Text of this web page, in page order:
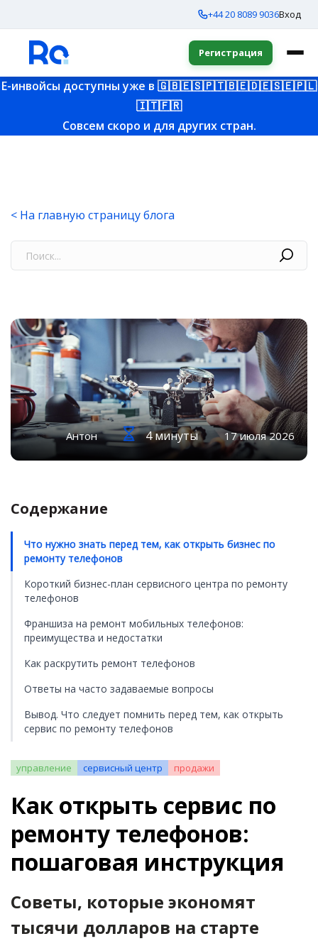
+44 20 8089 9036Вход
Регистрация
E-инвойсы доступны уже в 🇬🇧🇪🇸🇵🇹🇧🇪🇩🇪🇸🇪🇵🇱
🇮🇹🇫🇷
Совсем скоро и для других стран.
< На главную страницу блога
Антон 4 минуты 17 июля 2026
Содержание
Что нужно знать перед тем, как открыть бизнес по
ремонту телефонов
Короткий бизнес-план сервисного центра по ремонту
телефонов
Франшиза на ремонт мобильных телефонов:
преимущества и недостатки
Как раскрутить ремонт телефонов
Ответы на часто задаваемые вопросы
Вывод. Что следует помнить перед тем, как открыть
сервис по ремонту телефонов
управление сервисный центр продажи
Как открыть сервис по
ремонту телефонов:
пошаговая инструкция
Советы, которые экономят
тысячи долларов на старте